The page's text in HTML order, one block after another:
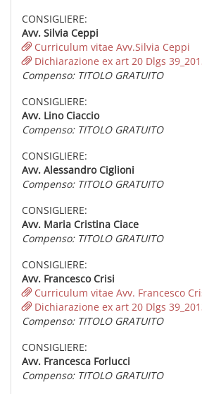
CONSIGLIERE:
Avv. Silvia Ceppi
Curriculum vitae Avv.Silvia Ceppi
Dichiarazione ex art 20 Dlgs
Compenso: TITOLO GRATUITO
CONSIGLIERE:
Avv. Lino Ciaccio
Compenso: TITOLO GRATUITO
CONSIGLIERE:
Avv. Alessandro Ciglioni
Compenso: TITOLO GRATUITO
CONSIGLIERE:
Avv. Maria Cristina Ciace
Compenso: TITOLO GRATUITO
CONSIGLIERE:
Avv. Francesco Crisi
Curriculum vitae Avv. Francesco
Dichiarazione ex art 20 Dlgs
Compenso: TITOLO GRATUITO
CONSIGLIERE:
Avv. Francesca Forlucci
Compenso: TITOLO GRATUITO